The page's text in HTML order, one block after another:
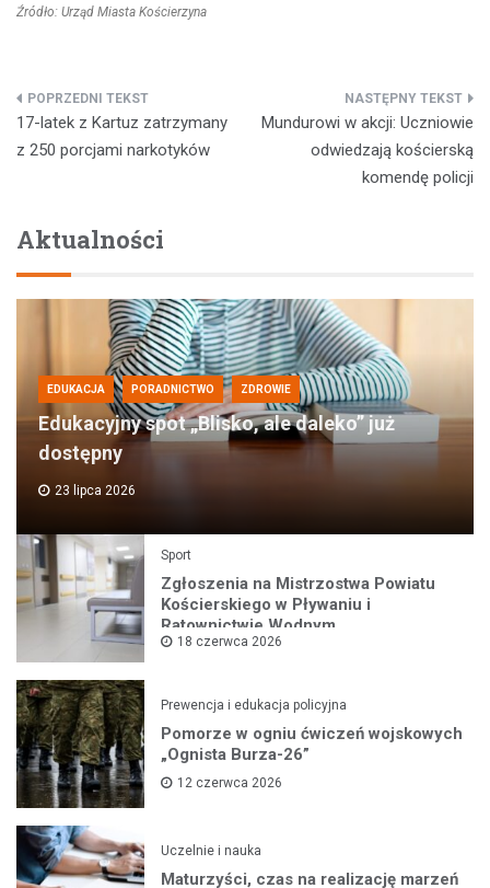
Źródło: Urząd Miasta Kościerzyna
Nawigacja
wpisu
17-latek z Kartuz zatrzymany
z 250 porcjami narkotyków
Mundurowi w akcji: Uczniowie
odwiedzają kościerską
komendę policji
Aktualności
EDUKACJA PORADNICTWO ZDROWIE
Edukacyjny spot „Blisko, ale daleko” już
dostępny
23 lipca 2026
Sport
Zgłoszenia na Mistrzostwa Powiatu
Kościerskiego w Pływaniu i
Ratownictwie Wodnym
18 czerwca 2026
Prewencja i edukacja policyjna
Pomorze w ogniu ćwiczeń wojskowych
„Ognista Burza-26”
12 czerwca 2026
Uczelnie i nauka
Maturzyści, czas na realizację marzeń